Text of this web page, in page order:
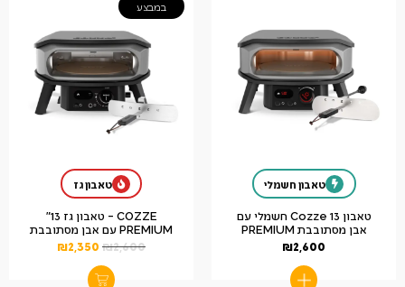
טאבון חשמלי
טאבון Cozze 13 חשמלי עם
אבן מסתובבת PREMIUM
₪2,600
במבצע
טאבון גז
COZZE – טאבון גז 13"
PREMIUM עם אבן מסתובבת
₪2,600
₪2,350